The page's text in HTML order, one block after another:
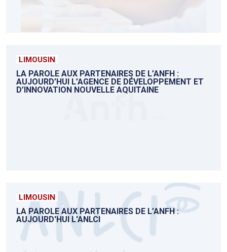
LIMOUSIN
LA PAROLE AUX PARTENAIRES DE L’ANFH :
AUJOURD’HUI L’AGENCE DE DÉVELOPPEMENT ET
D’INNOVATION NOUVELLE AQUITAINE
LIMOUSIN
LA PAROLE AUX PARTENAIRES DE L’ANFH :
AUJOURD'HUI L'ANLCI